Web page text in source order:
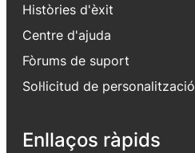
Històries d'èxit
Centre d'ajuda
Fòrums de suport
Sol·licitud de personalització
Enllaços ràpids